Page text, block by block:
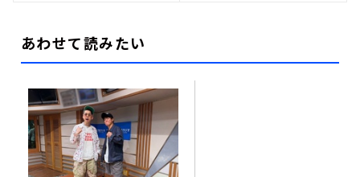
あわせて読みたい